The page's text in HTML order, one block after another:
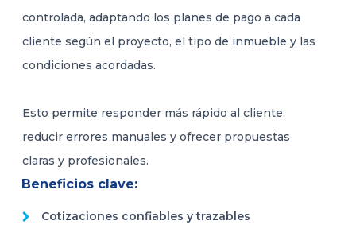
controlada, adaptando los planes de pago a cada
cliente según el proyecto, el tipo de inmueble y las
condiciones acordadas.
Esto permite responder más rápido al cliente,
reducir errores manuales y ofrecer propuestas
claras y profesionales.
Beneficios clave:
Cotizaciones confiables y trazables